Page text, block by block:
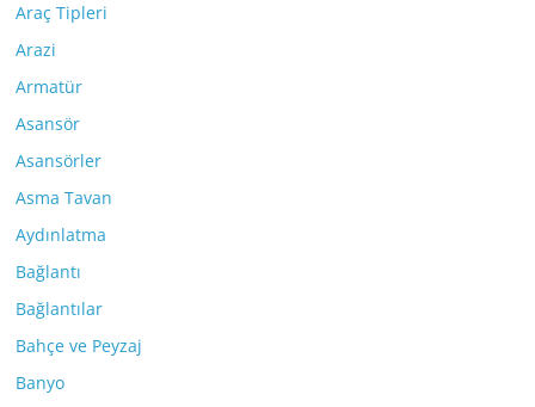
Araç Tipleri
Arazi
Armatür
Asansör
Asansörler
Asma Tavan
Aydınlatma
Bağlantı
Bağlantılar
Bahçe ve Peyzaj
Banyo